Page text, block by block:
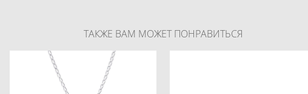
ТАКЖЕ ВАМ МОЖЕТ ПОНРАВИТЬСЯ